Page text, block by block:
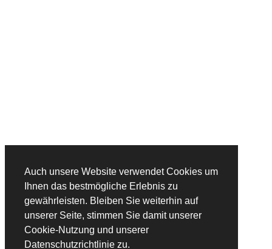
Auch unsere Website verwendet Cookies um
Ihnen das bestmögliche Erlebnis zu
gewährleisten. Bleiben Sie weiterhin auf
unserer Seite, stimmen Sie damit unserer
Cookie-Nutzung und unserer
Datenschutzrichtlinie zu.
Höttinger Gasse 12
Austria
+43 (0) 512 / 204134
info@adventuretoptours.com